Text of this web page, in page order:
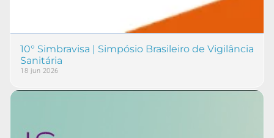
10° Simbravisa | Simpósio Brasileiro de Vigilância
Sanitária
18 jun 2026